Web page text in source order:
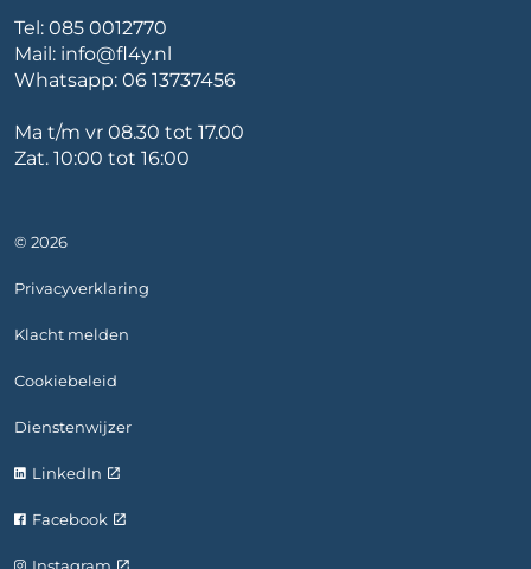
Tel: 085 0012770
Mail: info@fl4y.nl
Whatsapp: 06 13737456
Ma t/m vr 08.30 tot 17.00
Zat. 10:00 tot 16:00
© 2026
Privacyverklaring
Klacht melden
Cookiebeleid
Dienstenwijzer
LinkedIn
Facebook